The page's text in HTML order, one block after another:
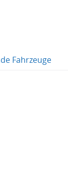
Fahrzeuge